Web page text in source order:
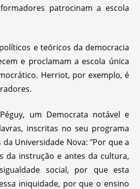
patrocinam a escola
e teóricos da democracia
e proclamam a escola única
Herriot, por exemplo, é
um Democrata notável e
inscritas no seu programa
Universidade Nova: "Por que a
da instrução e antes da cultura,
social, por que esta
iniquidade, por que o ensino